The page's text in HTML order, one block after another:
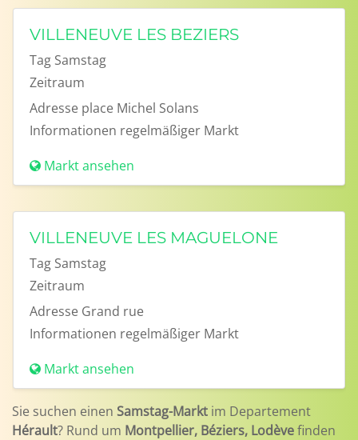
VILLENEUVE LES BEZIERS
Tag Samstag
Zeitraum
Adresse place Michel Solans
Informationen regelmäßiger Markt
Markt ansehen
VILLENEUVE LES MAGUELONE
Tag Samstag
Zeitraum
Adresse Grand rue
Informationen regelmäßiger Markt
Markt ansehen
Sie suchen einen Samstag-Markt im Departement
Hérault? Rund um Montpellier, Béziers, Lodèvefinden